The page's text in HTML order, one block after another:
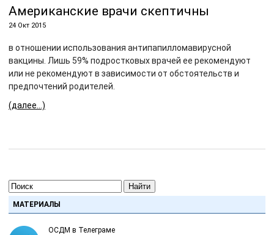
Американские врачи скептичны
24 Окт 2015
в отношении использования антипапилломавирусной
вакцины. Лишь 59% подростковых врачей ее рекомендуют
или не рекомендуют в зависимости от обстоятельств и
предпочтений родителей.
(далее…)
Найти
МАТЕРИАЛЫ
ОСДМ в Телеграме